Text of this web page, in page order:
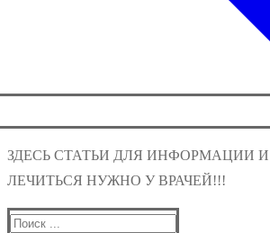
ЗДЕСЬ СТАТЬИ ДЛЯ ИНФОРМАЦИИ
ЛЕЧИТЬСЯ НУЖНО У ВРАЧЕЙ!!!
Найти: